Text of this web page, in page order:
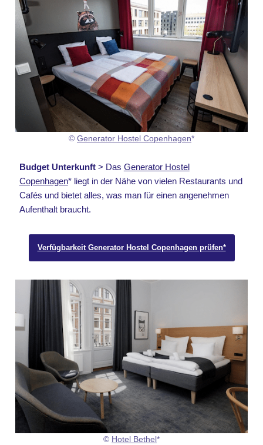
© Generator Hostel Copenhagen*
Budget Unterkunft> Das Generator Hostel
Copenhagen* liegt in der Nähe von vielen Restaurants und
Cafés und bietet alles, was man für einen angenehmen
Aufenthalt braucht.
Verfügbarkeit Generator Hostel Copenhagen prüfen*
© Hotel Bethel *